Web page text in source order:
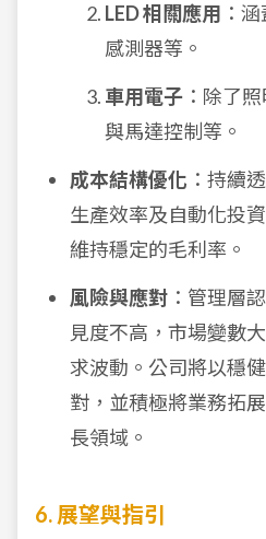
LED 相關應用 ：
感測器等。
車用電子 ：除了
與馬達控制等。
成本結構優化 ：持續
生產效率及自動化投
維持穩定的毛利率。
風險與應對 ：管理層
見度不高，市場變數
求波動。公司將以穩
對，並積極將業務拓
長領域。
6. 展望與指引